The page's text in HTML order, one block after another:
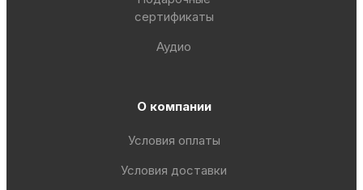
сертификаты
Аудио
О компании
Условия оплаты
Условия доставки